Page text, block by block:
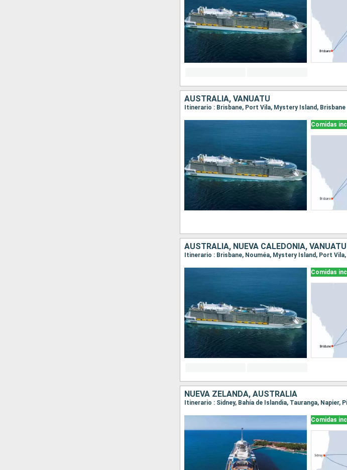
AUSTRALIA, VANUATU
Itinerario : Brisbane, Port Vila, Mystery Island, Brisbane
Comidas
AUSTRALIA, NUEVA CALEDONIA, VANUATU
Itinerario : Brisbane, Nouméa, Mystery Island, Port
Comidas
NUEVA ZELANDA, AUSTRALIA
Itinerario : Sidney, Bahía de Islandia, Tauranga, Napier,
Comidas